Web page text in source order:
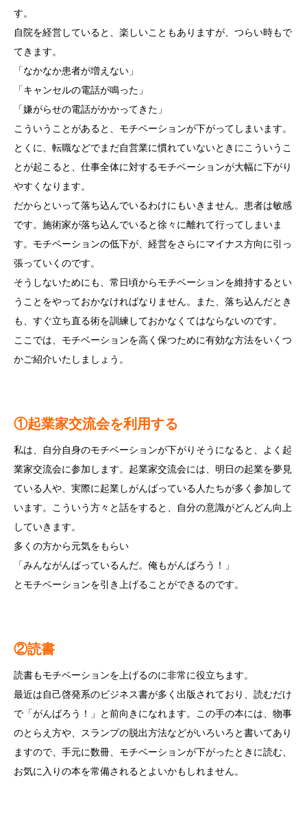
す。
自院を経営していると、楽しいこともありますが、つらい時もで
てきます。
「なかなか患者が増えない」
「キャンセルの電話が鳴った」
「嫌がらせの電話がかかってきた」
こういうことがあると、モチベーションが下がってしまいます。
とくに、転職などでまだ自営業に慣れていないときにこういうこ
とが起こると、仕事全体に対するモチベーションが大幅に下がり
やすくなります。
だからといって落ち込んでいるわけにもいきません。患者は敏感
です。施術家が落ち込んでいると徐々に離れて行ってしまいま
す。モチベーションの低下が、経営をさらにマイナス方向に引っ
張っていくのです。
そうしないためにも、常日頃からモチベーションを維持するとい
うことをやっておかなければなりません。また、落ち込んだとき
も、すぐ立ち直る術を訓練しておかなくてはならないのです。
ここでは、モチベーションを高く保つために有効な方法をいくつ
かご紹介いたしましょう。
①起業家交流会を利用する
私は、自分自身のモチベーションが下がりそうになると、よく起
業家交流会に参加します。起業家交流会には、明日の起業を夢見
ている人や、実際に起業しがんばっている人たちが多く参加して
います。こういう方々と話をすると、自分の意識がどんどん向上
していきます。
多くの方から元気をもらい
「みんながんばっているんだ。俺もがんばろう！」
とモチベーションを引き上げることができるのです。
②読書
読書もモチベーションを上げるのに非常に役立ちます。
最近は自己啓発系のビジネス書が多く出版されており、読むだけ
で「がんばろう！」と前向きになれます。この手の本には、物事
のとらえ方や、スランプの脱出方法などがいろいろと書いてあり
ますので、手元に数冊、モチベーションが下がったときに読む、
お気に入りの本を常備されるとよいかもしれません。